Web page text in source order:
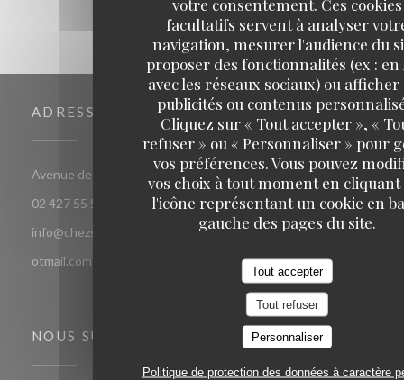
votre consentement. Ces cookies
facultatifs servent à analyser
navigation, mesurer l'audience du
proposer des fonctionnalités (ex : en
avec les réseaux sociaux) ou afficher
publicités ou contenus
Cliquez sur « Tout accepter », «
refuser » ou « Personnaliser » pour
vos préférences. Vous pouvez
vos choix à tout moment en
l'icône représentant un cookie en
gauche des pages du site.
Tout accepter
Tout refuser
Personnaliser
Politique de protection des données à caractère
ADRESSE
Avenue de jette 85 1090 Jette Bruxelles((ouvre une nouvelle
02 427 55 52
info@chezsoje.be,dubmichel@hotmail.com,freddubois66@h
otmail.com
NOUS SUIVRE